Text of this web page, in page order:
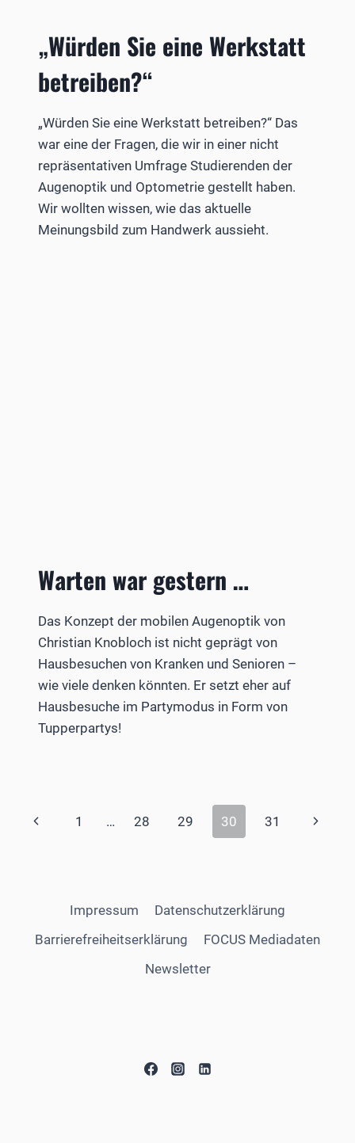
„Würden Sie eine Werkstatt
betreiben?“
„Würden Sie eine Werkstatt betreiben?“ Das
war eine der Fragen, die wir in einer nicht
repräsentativen Umfrage Studierenden der
Augenoptik und Optometrie gestellt haben.
Wir wollten wissen, wie das aktuelle
Meinungsbild zum Handwerk aussieht.
Warten war gestern …
Das Konzept der mobilen Augenoptik von
Christian Knobloch ist nicht geprägt von
Hausbesuchen von Kranken und Senioren –
wie viele denken könnten. Er setzt eher auf
Hausbesuche im Partymodus in Form von
Tupperpartys!
Seitennavigation
Vorherige
1 … 28 29 30 31
Impressum
Datenschutzerklärung
Barrierefreiheitserklärung
FOCUS Mediadaten
Newsletter